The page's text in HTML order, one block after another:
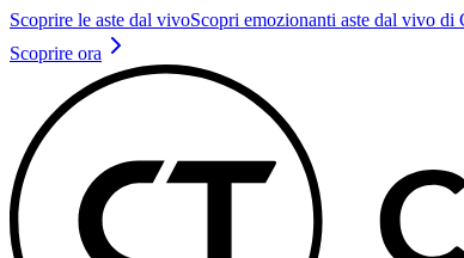
Scoprire le aste dal vivoScopri emozionanti aste dal vivo di
Scoprire ora